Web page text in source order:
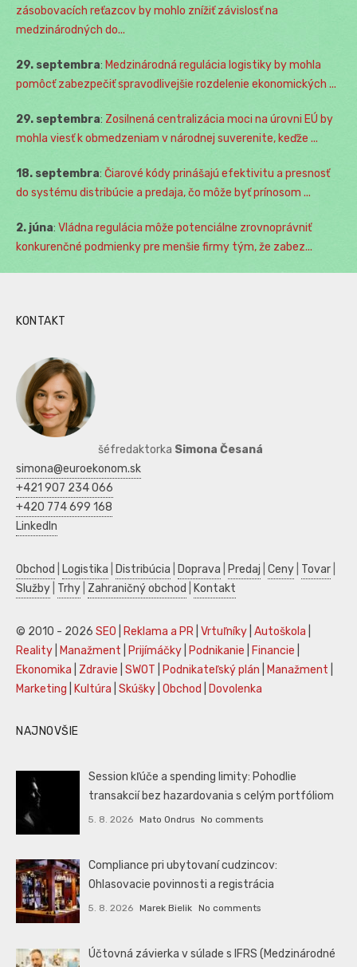
zásobovacích reťazcov by mohlo znížiť závislosť na
medzinárodných do...
29. septembra: Medzinárodná regulácia logistiky by mohla
pomôcť zabezpečiť spravodlivejšie rozdelenie ekonomických ...
29. septembra: Zosilnená centralizácia moci na úrovni EÚ by
mohla viesť k obmedzeniam v národnej suverenite, keďže ...
18. septembra: Čiarové kódy prinášajú efektivitu a presnosť
do systému distribúcie a predaja, čo môže byť prínosom ...
2. júna: Vládna regulácia môže potenciálne zrovnoprávniť
konkurenčné podmienky pre menšie firmy tým, že zabez...
KONTAKT
šéfredaktorka Simona Česaná
simona@euroekonom.sk
+421 907 234 066
+420 774 699 168
LinkedIn
Obchod Logistika Distribúcia Doprava Predaj Ceny Tovar
Služby Trhy Zahraničný obchod Kontakt
© 2010 - 2026 SEO Reklama a PR Vrtuľníky Autoškola
Reality
Manažment Prijímáčky Podnikanie Financie
Ekonomika
Zdravie SWOT Podnikateľský plán Manažment
Marketing
Kultúra Skúšky Obchod Dovolenka
NAJNOVŠIE
Session kľúče a spending limity: Pohodlie
transakcií bez hazardovania s celým portfóliom
5. 8. 2026 Mato Ondrus No comments
Compliance pri ubytovaní cudzincov:
Ohlasovacie povinnosti a registrácia
5. 8. 2026 Marek Bielik No comments
Účtovná závierka v súlade s IFRS (Medzinárodné